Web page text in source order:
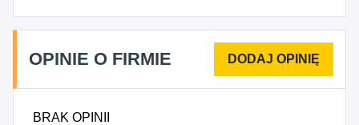
na dzień 02/07/2025. Wybrane kody PKD to: 8552Z
- Pozaszkolne formy edukacji artystycznej, 8699C -
Działalność logopedyczna, 8699D - Działalność w
OPINIE O FIRMIE
BRAK OPINII